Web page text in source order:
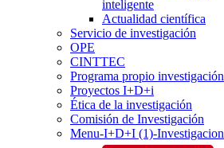
inteligente
Actualidad científica
Servicio de investigación
OPE
CINTTEC
Programa propio investigación
Proyectos I+D+i
Ética de la investigación
Comisión de Investigación
Menu-I+D+I (1)-Investigacion